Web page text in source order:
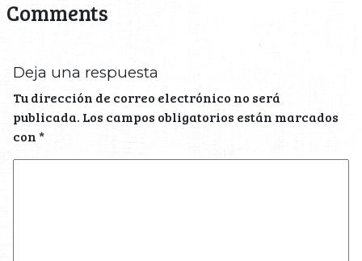
Comments
Deja una respuesta
Tu dirección de correo electrónico no será
publicada. Los campos obligatorios están marcados
con*